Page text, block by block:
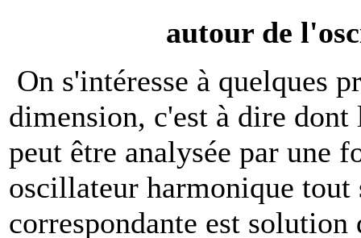
autour de
On s'intéresse à quelques
dimension, c'est à dire
peut être analysée par une
oscillateur harmonique
correspondante est